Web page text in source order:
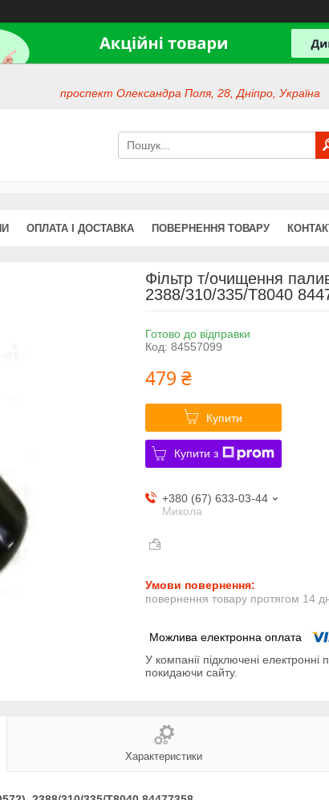
проспект Олександра Поля, 28, Дніпро, Україна
ОПЛАТА І ДОСТАВКА ПОВЕРНЕННЯ ТОВАРУ
Фільтр т/очищення
2388/310/335/T8040
Готово до відправки
Код: 84557099
479 ₴
Купити
Купити з
+380 (67) 633-03-44
Микола
повернення товару протягом 14
У компанії підключені
покидаючи сайту.
Характеристики